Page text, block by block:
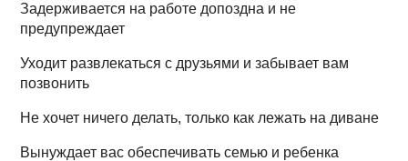
Задерживается на работе допоздна и не
предупреждает
Уходит развлекаться с друзьями и забывает вам
позвонить
Не хочет ничего делать, только как лежать на диване
Вынуждает вас обеспечивать семью и ребенка